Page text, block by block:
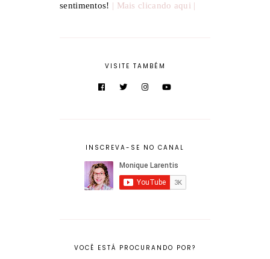
sentimentos! | Mais clicando aqui |
VISITE TAMBÉM
INSCREVA-SE NO CANAL
VOCÊ ESTÁ PROCURANDO POR?